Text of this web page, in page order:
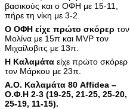
βασικούς και ο ΟΦΗ με 15-11,
πήρε τη νίκη με 3-2.
Ο ΟΦΗ είχε πρώτο σκόρερ τον
Μολίνα με 15π και MVP τον
Μιχαίλοβιτς με 13π.
Η Καλαμάτα είχε πρώτο σκόρερ
τον Μάρκου με 23π.
Α.Ο. Καλαμάτα 80 Affidea –
Ο.Φ.Η 2-3 (19-25, 21-25, 25-20,
25-19, 11-15).